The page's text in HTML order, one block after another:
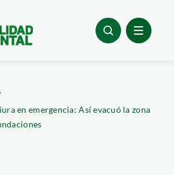
en emergencia: Así evacuó la zona